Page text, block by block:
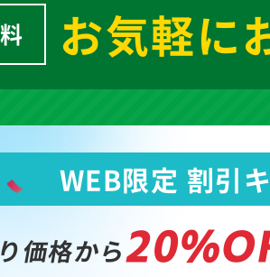
お気軽に
WEB限定 割引
価格から